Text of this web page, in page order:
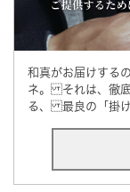
和真がお届けする
ネ。 それは、徹
る、 最良の「掛け